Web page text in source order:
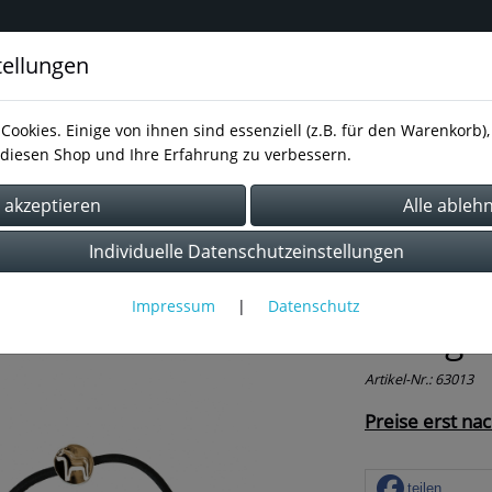
Design für Schmuck,
AGB
Artikel-Nr.:63013
Preise erst
teilen
Einige von ihnen sind essenziell (z.B. für den
Shop und Ihre Erfahrung zu verbessern.
Individuelle Datenschutzeinstellungen
Impressum | Datenschutz